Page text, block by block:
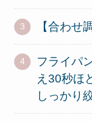
【合わせ
フライパ
え30秒ほ
しっかり